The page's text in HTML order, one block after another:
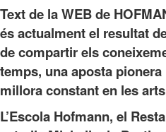
Text de la WEB de
és actualment el resultat
de compartir els
temps, una aposta
millora constant en les
L’Escola Hofmann, el